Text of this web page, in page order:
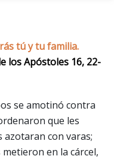
tú y tu familia.
los Apóstoles 16, 22-
se amotinó contra
que les
azotaran con varas;
en la cárcel,